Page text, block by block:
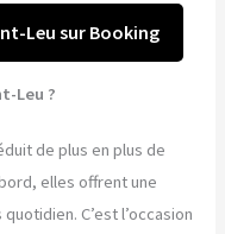
Leu sur Booking
Leu ?
de plus en plus de
elles offrent une
C’est l’occasion